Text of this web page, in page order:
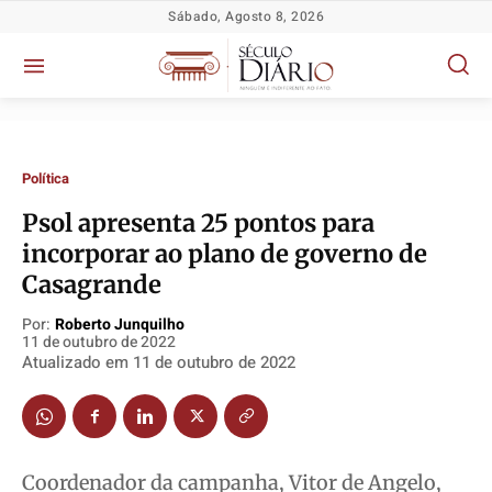
Política
TV Século
Justiça
Educação
Segurança
Meio Ambiente
Política
TV Século
Justiça
Educação
Segurança
Meio Ambiente
Política
TV Século
Justiça
Educação
Segurança
Meio Ambiente
Política
TV Século
Justiça
Educação
Segurança
Meio Ambiente
Sábado, Agosto 8, 2026
Política
Psol apresenta 25 pontos para
incorporar ao plano de governo de
Casagrande
Por: Roberto Junquilho
11 de outubro de 2022
Atualizado em 11 de outubro de 2022
Coordenador da campanha, Vitor de Angelo,